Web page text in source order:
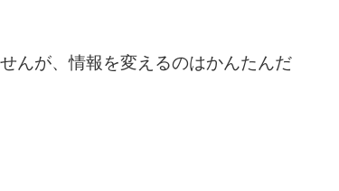
んが、情報を変えるのはかんたんだ